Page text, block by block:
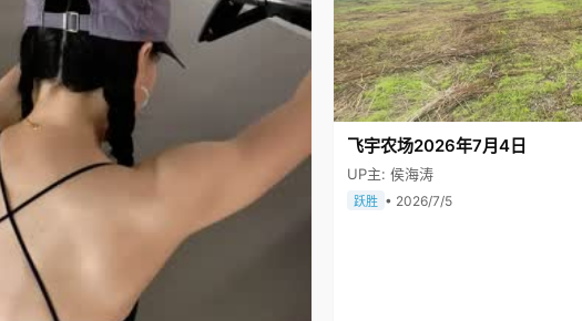
飞宇农场2026年7月4日
UP主: 侯海涛
跃胜 • 2026/7/5